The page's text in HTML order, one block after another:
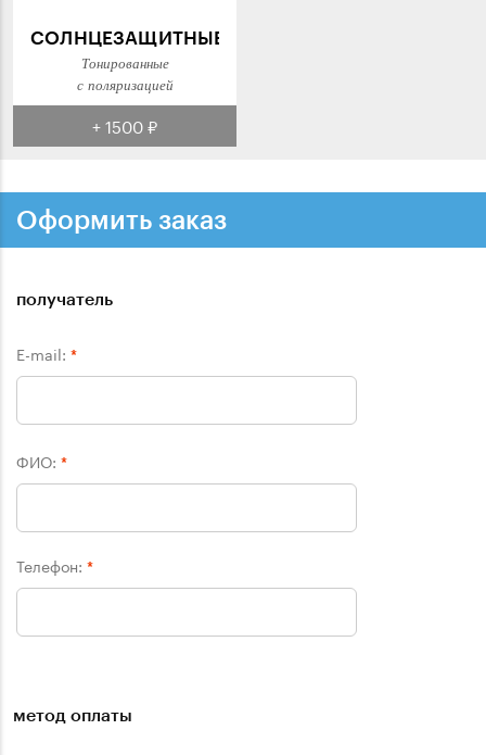
СОЛНЦЕЗАЩИТНЫЕ
Тонированные
с поляризацией
+ 1500 ₽
Оформить заказ
получатель
E-mail: *
ФИО: *
Телефон: *
метод оплаты